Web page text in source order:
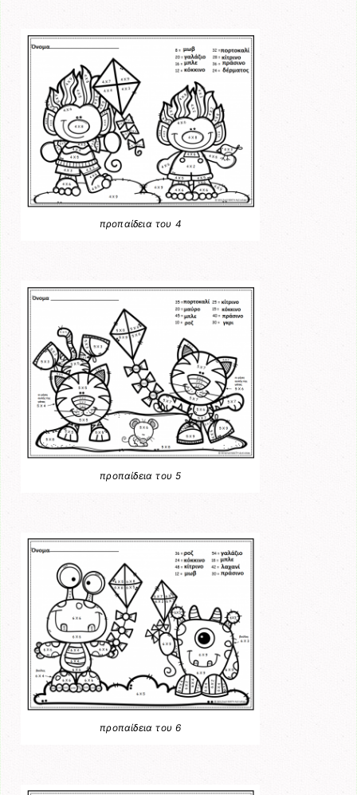
προπαίδεια του 4
προπαίδεια του 5
προπαίδεια του 6